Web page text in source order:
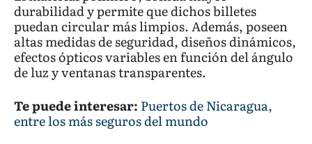
durabilidad y permite que dichos billetes
puedan circular más limpios. Además, poseen
altas medidas de seguridad, diseños dinámicos,
efectos ópticos variables en función del ángulo
de luz y ventanas transparentes.
Te puede interesar: Puertos de Nicaragua,
entre los más seguros del mundo